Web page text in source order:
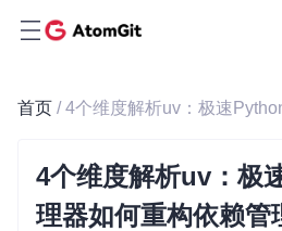
首页
4个维度解析uv：极
理器如何重构依赖管